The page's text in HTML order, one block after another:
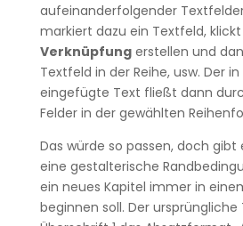
aufeinanderfolgender
markiert dazu ein Textfeld, klickt
Verknüpfungerstellen und
Textfeld in der Reihe, usw. Der in
eingefügte Text fließt dann
Felder in der gewählten
Das würde so passen, doch gibt
eine gestalterische
ein neues Kapitel immer in
beginnen soll. Der